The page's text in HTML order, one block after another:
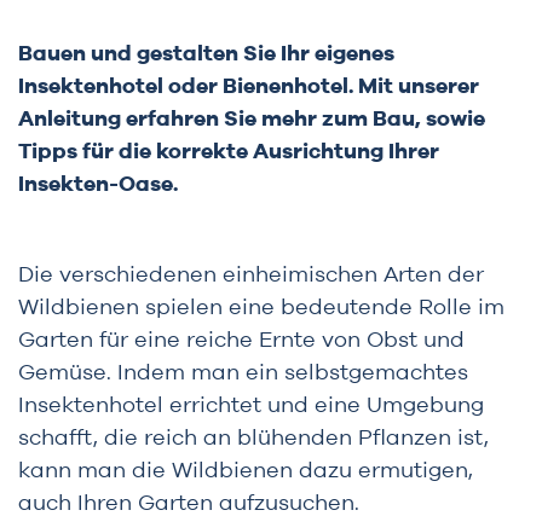
Bauen und gestalten Sie Ihr eigenes
Insektenhotel oder Bienenhotel. Mit unserer
Anleitung erfahren Sie mehr zum Bau, sowie
Tipps für die korrekte Ausrichtung Ihrer
Insekten-Oase.
Die verschiedenen einheimischen Arten der
Wildbienen spielen eine bedeutende Rolle im
Garten für eine reiche Ernte von Obst und
Gemüse. Indem man ein selbstgemachtes
Insektenhotel errichtet und eine Umgebung
schafft, die reich an blühenden Pflanzen ist,
kann man die Wildbienen dazu ermutigen,
auch Ihren Garten aufzusuchen.